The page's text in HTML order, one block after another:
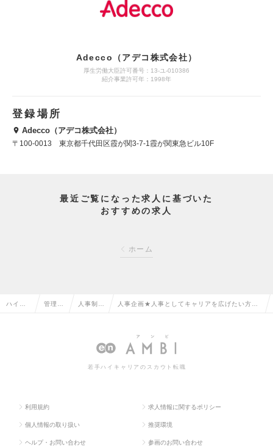
Adecco（アデコ株式会社）
厚生労働大臣許可番号：13-ユ-010386
紹介事業許可年：1998年
登録場所
Adecco（アデコ株式会社）
〒100-0013 東京都千代田区霞が関3-7-1霞が関東急ビル10F
最近ご覧になった求人に基づいた
おすすめの求人
ホーム
ハイク 管理部 人事制
の転職
人事企画★人事としてキャリアを広げたい方！
イム×転勤なしの求人情報
若手ハイキャリアのスカウト転職
利用規約 求人情報に関するポリシー
個人情報の取り扱い 推奨環境
ヘルプ・お問い合わせ 参画のお問い合わせ